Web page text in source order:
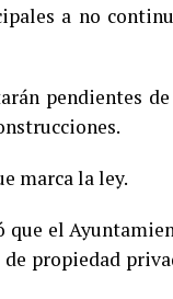
a no
pendientes
marca la ley.
que el
propiedad